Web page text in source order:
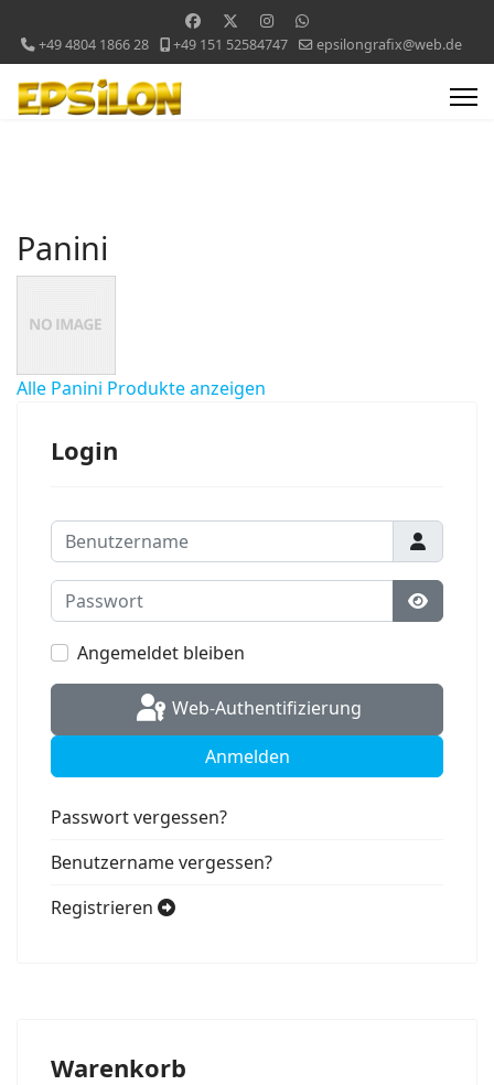
+49 4804 1866 28 +49 151 52584747 epsilongrafix@web.de
Panini
Alle Panini Produkte anzeigen
Login
Benutzername
Passwort
Angemeldet bleiben
Web-Authentifizierung
Anmelden
Passwort vergessen?
Benutzername vergessen?
Registrieren
Warenkorb